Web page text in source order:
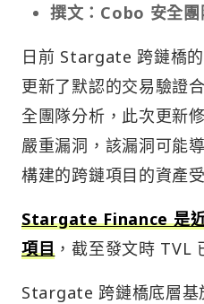
撰文：Cobo 安全團
日前 Stargate 跨鏈橋
更新了默認的交易驗證
全團隊分析，此次更新
嚴重漏洞，該漏洞可能
構建的跨鏈項目的資產
Stargate Finance 是
項目 ，截至發文時 TVL
Stargate 跨鏈橋底層